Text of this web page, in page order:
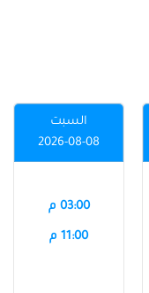
السبت
2026-08-08
03:00 م
11:00 م